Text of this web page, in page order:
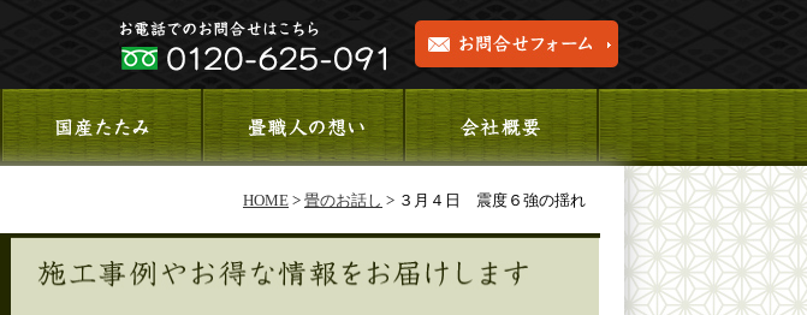
HOME > 畳のお話し > ３月４日 震度６強の揺れ